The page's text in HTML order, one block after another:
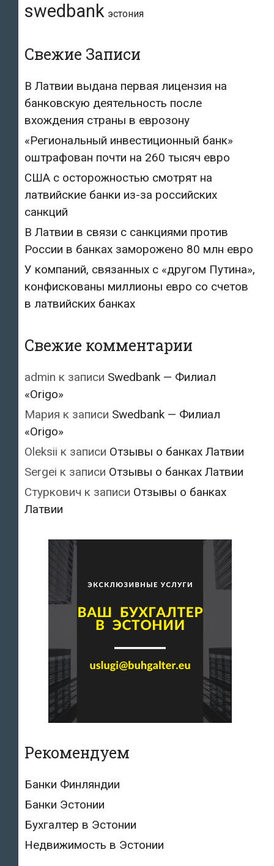
swedbank эстония
Свежие Записи
В Латвии выдана первая лицензия на
банковскую деятельность после
вхождения страны в еврозону
«Региональный инвестиционный банк»
оштрафован почти на 260 тысяч евро
США с осторожностью смотрят на
латвийские банки из-за российских
санкций
В Латвии в связи с санкциями против
России в банках заморожено 80 млн евро
У компаний, связанных с «другом Путина»,
конфискованы миллионы евро со счетов
в латвийских банках
Свежие комментарии
admin к записи Swedbank — Филиал
«Origo»
Мария к записи Swedbank — Филиал
«Origo»
Oleksii к записи Отзывы о банках Латвии
Sergei к записи Отзывы о банках Латвии
Стуркович к записи Отзывы о банках
Латвии
Рекомендуем
Банки Финляндии
Банки Эстонии
Бухгалтер в Эстонии
Недвижимость в Эстонии